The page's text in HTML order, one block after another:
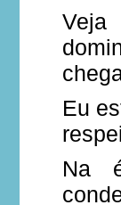
Veja
Eu
Na